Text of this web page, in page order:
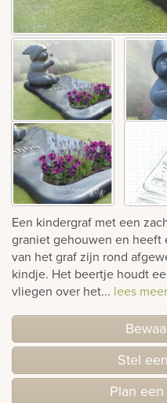
Een kindergraf met een
graniet gehouwen en heeft
van het graf zijn rond
kindje. Het beertje houdt
vliegen over het... lees
Stel een
Plan een